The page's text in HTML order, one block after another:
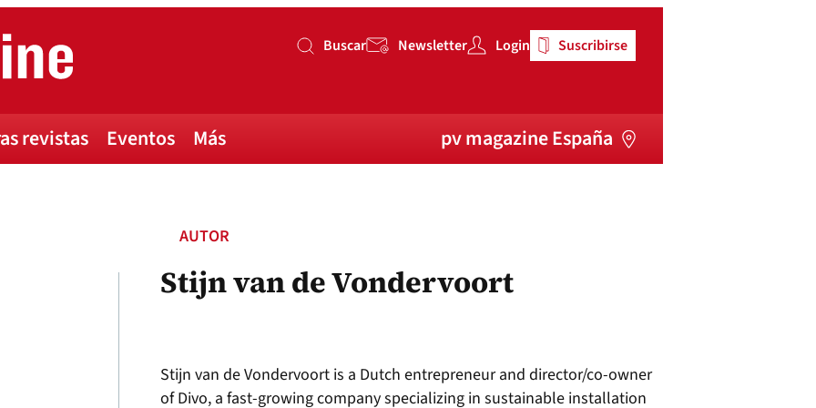
Buscar
Buscar Newsletter Login Suscribirse
revistas Eventos Más pv magazine España
AUTOR
Stijn van de Vondervoort
Stijn van de Vondervoort is a Dutch entrepreneur and director/co-owner
of Divo, a fast-growing company specializing in sustainable installation